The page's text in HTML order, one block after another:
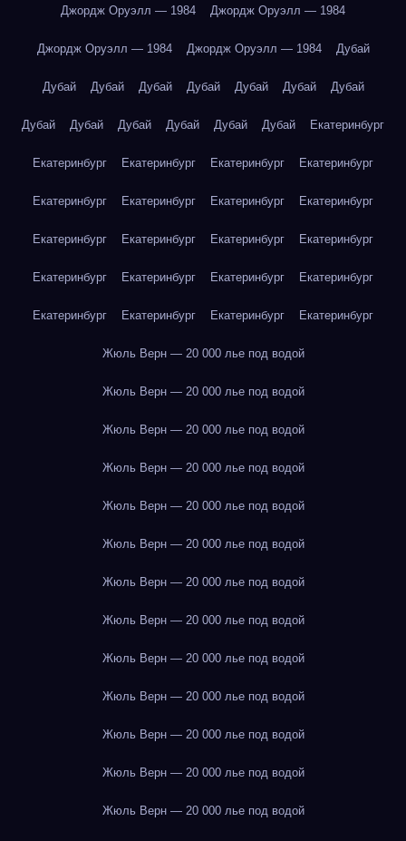
Джордж Оруэлл — 1984 Джордж Оруэлл — 1984
Джордж Оруэлл — 1984 Джордж Оруэлл — 1984 Дубай
Дубай Дубай Дубай Дубай Дубай Дубай Дубай
Дубай Дубай Дубай Дубай Дубай Дубай Екатеринбург
Екатеринбург Екатеринбург Екатеринбург Екатеринбург
Екатеринбург Екатеринбург Екатеринбург Екатеринбург
Екатеринбург Екатеринбург Екатеринбург Екатеринбург
Екатеринбург Екатеринбург Екатеринбург Екатеринбург
Екатеринбург Екатеринбург Екатеринбург Екатеринбург
Жюль Верн — 20 000 лье под водой
Жюль Верн — 20 000 лье под водой
Жюль Верн — 20 000 лье под водой
Жюль Верн — 20 000 лье под водой
Жюль Верн — 20 000 лье под водой
Жюль Верн — 20 000 лье под водой
Жюль Верн — 20 000 лье под водой
Жюль Верн — 20 000 лье под водой
Жюль Верн — 20 000 лье под водой
Жюль Верн — 20 000 лье под водой
Жюль Верн — 20 000 лье под водой
Жюль Верн — 20 000 лье под водой
Жюль Верн — 20 000 лье под водой